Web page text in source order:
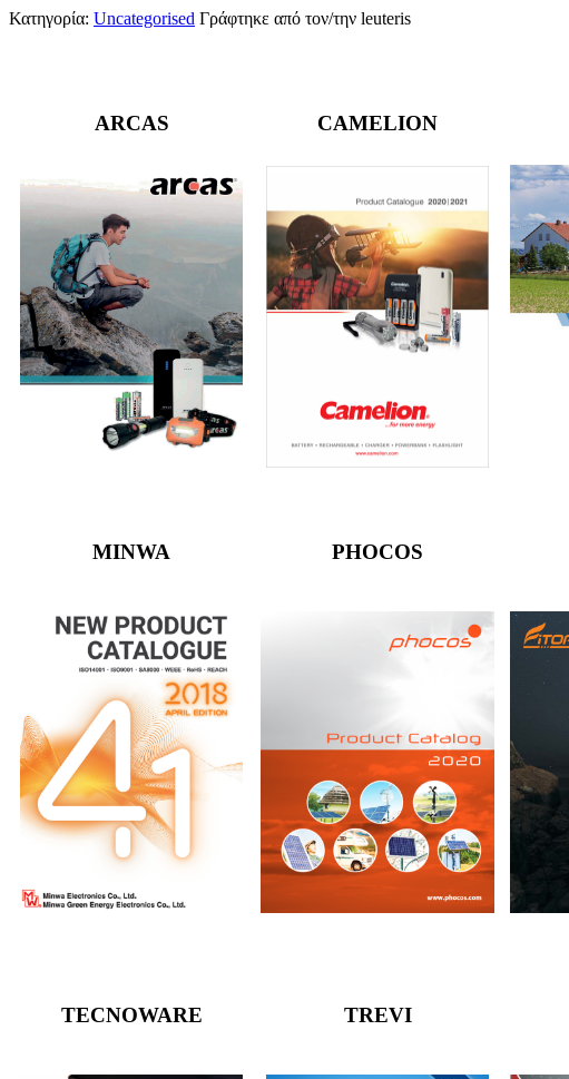
Κατηγορία: Uncategorised Γράφτηκε από τον/την leuteris
ARCAS CAMELION
MINWA PHOCOS
TECNOWARE TREVI